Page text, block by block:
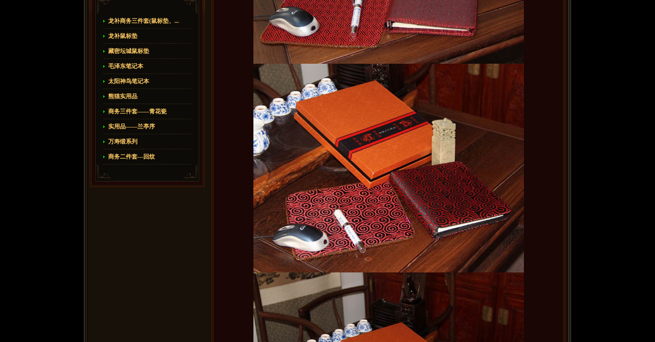
龙补商务三件套(鼠标垫、...
龙补鼠标垫
藏密坛城鼠标垫
毛泽东笔记本
太阳神鸟笔记本
熊猫实用品
商务三件套——青花瓷
实用品——兰亭序
万寿缎系列
商务二件套---回纹